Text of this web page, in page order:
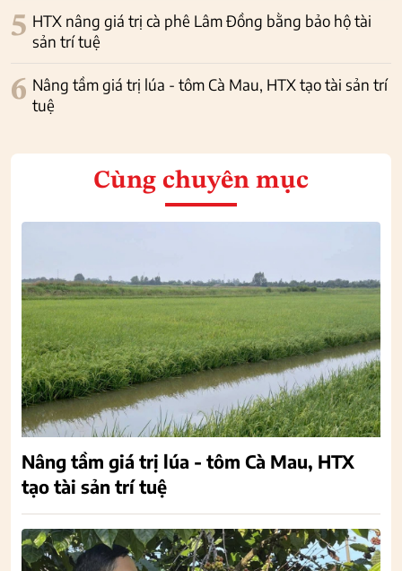
5 HTX nâng giá trị cà phê Lâm Đồng bằng bảo hộ tài
sản trí tuệ
6 Nâng tầm giá trị lúa - tôm Cà Mau, HTX tạo tài sản trí
tuệ
Cùng chuyên mục
Nâng tầm giá trị lúa - tôm Cà Mau, HTX
tạo tài sản trí tuệ